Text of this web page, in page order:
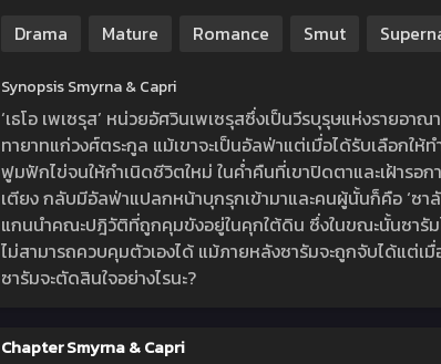
Drama Mature Romance Smut
Synopsis Smyrna & Capri
‘เธโอ เพเซรุส’ หน่วยอัศวินเพเซรุสซึ่งเป็นวีรบุรุษแห่งรายอา
ทายาทแก่วงศ์ตระกูล แม้เขาจะเป็นอัลฟ่าแต่เมื่อได้รับเลือกใ
ฟูมฟักไข่จนให้กำเนิดชีวิตใหม่ ในค่ำคืนที่เขาปิดตาและเฝ้าร
เตียง กลับมีอัลฟ่าแปลกหน้าบุกรุกเข้ามาและคนผู้นั้นก็คือ ‘ซา
แกนนำคณะปฎิวัติที่ถูกคุมขังอยู่ในคุกใต้ดิน ซึ่งในขณะนั้นซารั
ไม่สามารถควบคุมตัวเองได้ แม้ภายหลังซารัมจะถูกจับได้แต่เ
ซารัมจะตัดสินใจอย่างไรนะ?
Chapter Smyrna & Capri